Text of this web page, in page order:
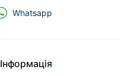
Інформація
Whatsapp